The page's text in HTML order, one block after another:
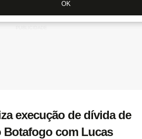
OK
execução de dívida de
Botafogo com Lucas